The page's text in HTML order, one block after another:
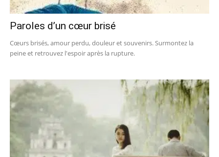
Paroles d’un cœur brisé
Cœurs brisés, amour perdu, douleur et souvenirs. Surmontez la
peine et retrouvez l'espoir après la rupture.